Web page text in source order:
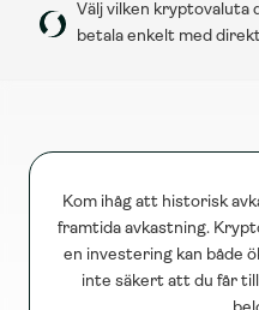
Välj vilken kryptovaluta
betala enkelt med
Kom ihåg att historisk
framtida avkastning.
en investering kan både
inte säkert att du får